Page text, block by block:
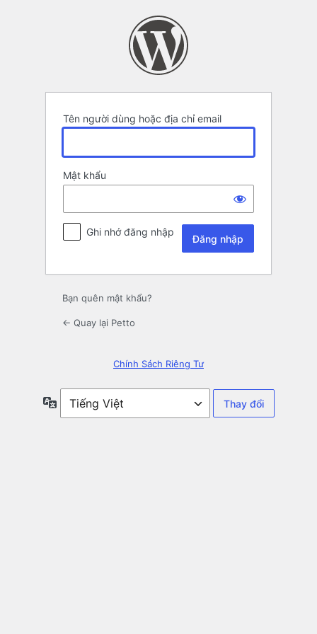
Tên người dùng hoặc địa chỉ email
Mật khẩu
Ghi nhớ đăng nhập
Bạn quên mật khẩu?
← Quay lại Petto
Chính Sách Riêng Tư
Ngôn
ngữ